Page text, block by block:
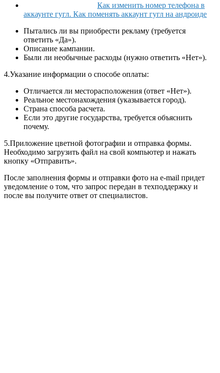
Как изменить номер телефона в
аккаунте гугл. Как поменять аккаунт гугл на андроиде
Пытались ли вы приобрести рекламу (требуется
ответить «Да»).
Описание кампании.
Были ли необычные расходы (нужно ответить «Нет»).
4.Указание информации о способе оплаты:
Отличается ли месторасположения (ответ «Нет»).
Реальное местонахождения (указывается город).
Страна способа расчета.
Если это другие государства, требуется объяснить
почему.
5.Приложение цветной фотографии и отправка формы.
Необходимо загрузить файл на свой компьютер и нажать
кнопку «Отправить».
После заполнения формы и отправки фото на e-mail придет
уведомление о том, что запрос передан в техподдержку и
после вы получите ответ от специалистов.